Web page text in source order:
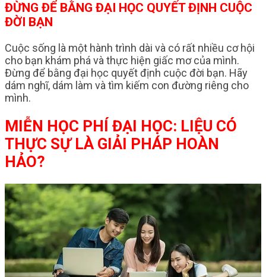
ĐỪNG ĐỂ BẰNG ĐẠI HỌC QUYẾT ĐỊNH CUỘC
ĐỜI BẠN
Cuộc sống là một hành trình dài và có rất nhiều cơ hội
cho bạn khám phá và thực hiện giấc mơ của mình.
Đừng để bằng đại học quyết định cuộc đời bạn. Hãy
dám nghĩ, dám làm và tìm kiếm con đường riêng cho
mình.
MIỄN HỌC PHÍ ĐẠI HỌC: LIỆU CÓ
THỰC SỰ LÀ GIẢI PHÁP HOÀN
HẢO?